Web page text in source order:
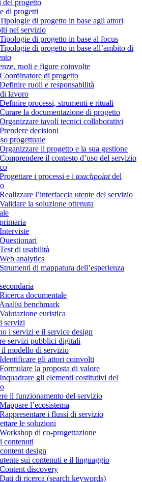
progetto
di progetti
di progetto in base agli attori
nel servizio
di progetto in base al focus
di progetto in base all’ambito di
ruoli e figure coinvolte
di progetto
ruoli e responsabilità
lavoro
processi, strumenti e rituali
la documentazione di progetto
tavoli tecnici collaborativi
decisioni
progettuale
il progetto e la sua gestione
il contesto d’uso del servizio
i processi e i touchpointdel
l’interfaccia utente del servizio
la soluzione ottenuta
di usabilità
analytics
di mappatura dell’esperienza
documentale
benchmark
euristica
servizi
i servizi e il service design
servizi pubblici digitali
modello di servizio
gli attori coinvolti
la proposta di valore
gli elementi costitutivi del
il funzionamento del servizio
l’ecosistema
i flussi di servizio
le soluzioni
di co-progettazione
contenuti
design
sui contenuti e il linguaggio
discovery
di ricerca (search keywords)